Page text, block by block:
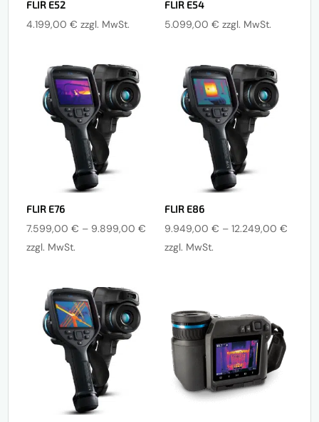
FLIR E52
4.199,00€ zzgl. MwSt.
FLIR E54
5.099,00€ zzgl. MwSt.
FLIR E76
7.599,00€ – 9.899,00€ Preisspanne:
7.599,00 €
zzgl. MwSt.
FLIR E86
9.949,00€ –12.249,00€
zzgl. MwSt.